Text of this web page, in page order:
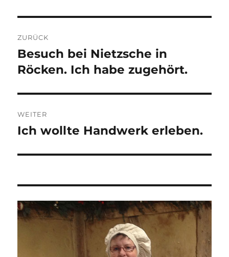
ZURÜCK
Vorheriger
Beitrag:
Besuch bei Nietzsche in
Röcken. Ich habe zugehört.
WEITER
Nächster
Ich wollte Handwerk erleben.